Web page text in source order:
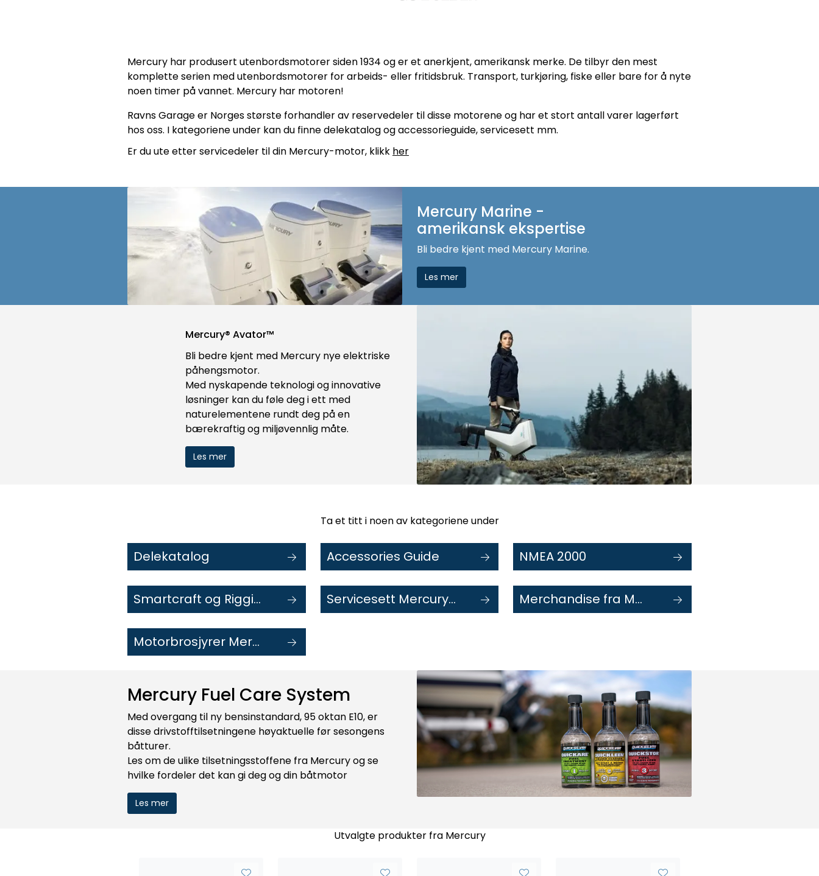
Mercury har produsert utenbordsmotorer siden 1934 og er et anerkjent, amerikansk merke. De tilbyr den mest
komplette serien med utenbordsmotorer for arbeids- eller fritidsbruk. Transport, turkjøring, fiske eller bare for å nyte
noen timer på vannet. Mercury har motoren!
Ravns Garage er Norges største forhandler av reservedeler til disse motorene og har et stort antall varer lagerført
hos oss. I kategoriene under kan du finne delekatalog og accessorieguide, servicesett mm.
Er du ute etter servicedeler til din Mercury-motor, klikk her
Mercury Marine -
amerikansk ekspertise
Bli bedre kjent med Mercury Marine.
Les mer
Mercury® Avator™
Bli bedre kjent med Mercury nye elektriske
påhengsmotor.
Med nyskapende teknologi og innovative
løsninger kan du føle deg i ett med
naturelementene rundt deg på en
bærekraftig og miljøvennlig måte.
Les mer
Ta et titt i noen av kategoriene under
Delekatalog Accessories Guide NMEA 2000
Smartcraft og Rigging Servicesett Mercury 4-takt Merchandise fra Mercury
Motorbrosjyrer Mercury
Mercury Fuel Care System
Med overgang til ny bensinstandard, 95 oktan E10, er
disse drivstofftilsetningene høyaktuelle før sesongens
båtturer.
Les om de ulike tilsetningsstoffene fra Mercury og se
hvilke fordeler det kan gi deg og din båtmotor
Les mer
Utvalgte produkter fra Mercury